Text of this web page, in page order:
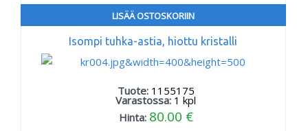
LISÄÄ OSTOSKORIIN
Isompi tuhka-astia, hiottu kristalli
Tuote: 1155175
Varastossa: 1 kpl
Hinta: 80.00 €